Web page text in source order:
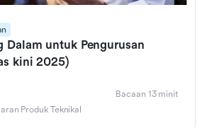
Dalam untuk Pengurusan
kini 2025)
Produk Teknikal
Bacaan 13 minit